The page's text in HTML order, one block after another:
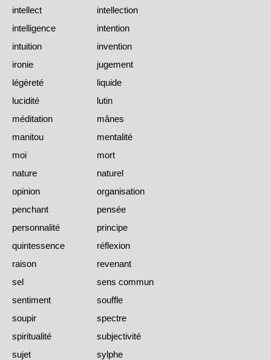
intellect
intellection
intelligence
intention
intuition
invention
ironie
jugement
légèreté
liquide
lucidité
lutin
méditation
mânes
manitou
mentalité
moi
mort
nature
naturel
opinion
organisation
penchant
pensée
personnalité
principe
quintessence
réflexion
raison
revenant
sel
sens commun
sentiment
souffle
soupir
spectre
spiritualité
subjectivité
sujet
sylphe